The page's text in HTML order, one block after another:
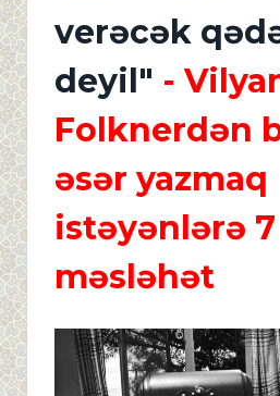
verəcək
deyil" -
Folknerdən
əsər yazmaq
istəyənlərə 7
məsləhət